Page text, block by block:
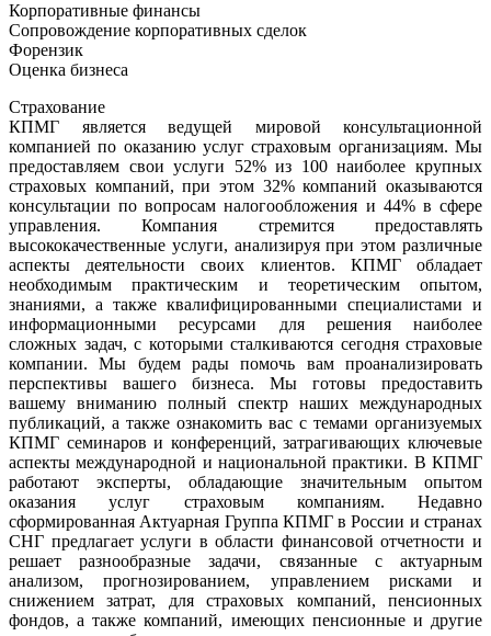
Корпоративные финансы
Сопровождение корпоративных сделок
Форензик
Оценка бизнеса
Страхование
КПМГ является ведущей мировой консультационной
компанией по оказанию услуг страховым организациям. Мы
предоставляем свои услуги 52% из 100 наиболее крупных
страховых компаний, при этом 32% компаний оказываются
консультации по вопросам налогообложения и 44% в сфере
управления. Компания стремится предоставлять
высококачественные услуги, анализируя при этом различные
аспекты деятельности своих клиентов. КПМГ обладает
необходимым практическим и теоретическим опытом,
знаниями, а также квалифицированными специалистами и
информационными ресурсами для решения наиболее
сложных задач, с которыми сталкиваются сегодня страховые
компании. Мы будем рады помочь вам проанализировать
перспективы вашего бизнеса. Мы готовы предоставить
вашему вниманию полный спектр наших международных
публикаций, а также ознакомить вас с темами организуемых
КПМГ семинаров и конференций, затрагивающих ключевые
аспекты международной и национальной практики. В КПМГ
работают эксперты, обладающие значительным опытом
оказания услуг страховым компаниям. Недавно
сформированная Актуарная Группа КПМГ в России и странах
СНГ предлагает услуги в области финансовой отчетности и
решает разнообразные задачи, связанные с актуарным
анализом, прогнозированием, управлением рисками и
снижением затрат, для страховых компаний, пенсионных
фондов, а также компаний, имеющих пенсионные и другие